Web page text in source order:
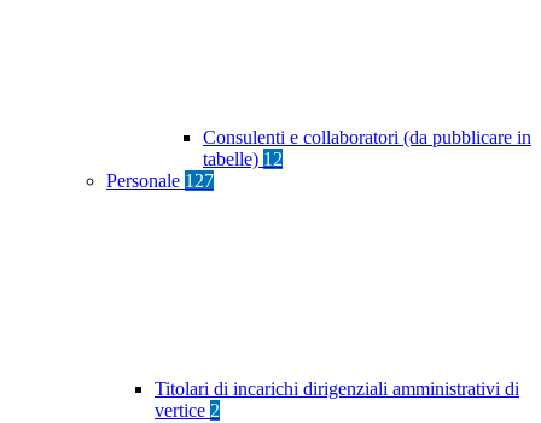
Consulenti e collaboratori (da pubblicare in
tabelle) 12
Personale 127
Titolari di incarichi dirigenziali amministrativi di
vertice 2